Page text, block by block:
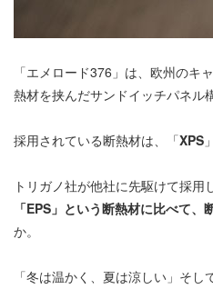
「エメロード376」は、欧州のキ
熱材を挟んだサンドイッチパネル
採用されている断熱材は、「XPS
トリガノ社が他社に先駆けて採用
「EPS」という断熱材に比べて、
か。
「冬は温かく、夏は涼しい」そ